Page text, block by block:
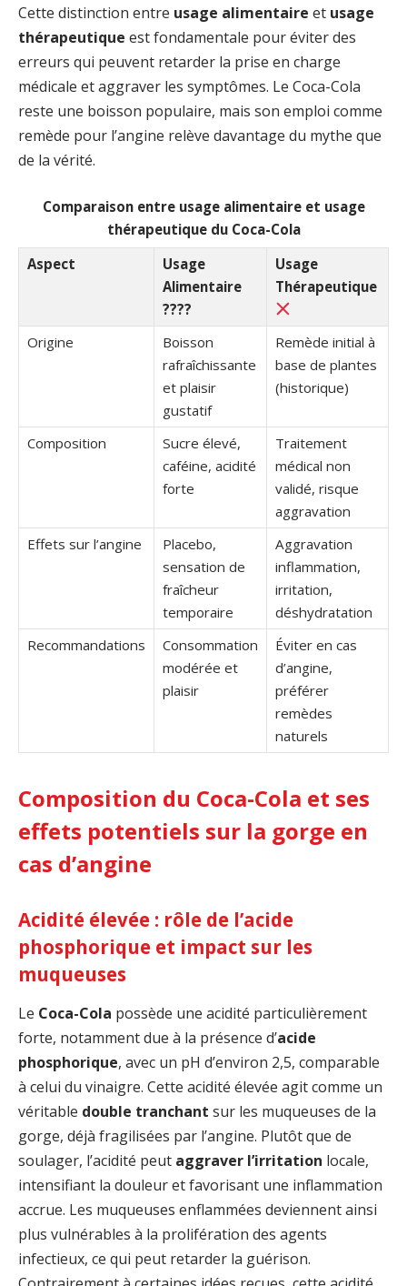
Cette distinction entre usage alimentaire et usage
thérapeutique est fondamentale pour éviter des
erreurs qui peuvent retarder la prise en charge
médicale et aggraver les symptômes. Le Coca-Cola
reste une boisson populaire, mais son emploi comme
remède pour l’angine relève davantage du mythe que
de la vérité.
Comparaison entre usage alimentaire et usage
thérapeutique du Coca-Cola
Aspect
Usage
Alimentaire
????
Usage
Thérapeutique
Origine
Boisson
rafraîchissante
et plaisir
gustatif
Remède initial à
base de plantes
(historique)
Composition
Sucre élevé,
caféine, acidité
forte
Traitement
médical non
validé, risque
aggravation
Effets sur l’angine
Placebo,
sensation de
fraîcheur
temporaire
Aggravation
inflammation,
irritation,
déshydratation
Recommandations
Consommation
modérée et
plaisir
Éviter en cas
d’angine,
préférer
remèdes
naturels
Composition du Coca-Cola et ses
effets potentiels sur la gorge en
cas d’angine
Acidité élevée : rôle de l’acide
phosphorique et impact sur les
muqueuses
Le Coca-Cola possède une acidité particulièrement
forte, notamment due à la présence d’acide
phosphorique, avec un pH d’environ 2,5, comparable
à celui du vinaigre. Cette acidité élevée agit comme un
véritable double tranchant sur les muqueuses de la
gorge, déjà fragilisées par l’angine. Plutôt que de
soulager, l’acidité peut aggraver l’irritation locale,
intensifiant la douleur et favorisant une inflammation
accrue. Les muqueuses enflammées deviennent ainsi
plus vulnérables à la prolifération des agents
infectieux, ce qui peut retarder la guérison.